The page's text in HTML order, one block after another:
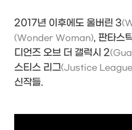
2017년 이후에도 울버린 3
(Wonder Woman), 판타스
디언즈 오브 더 갤럭시 2
스티스 리그(Justice
신작들.